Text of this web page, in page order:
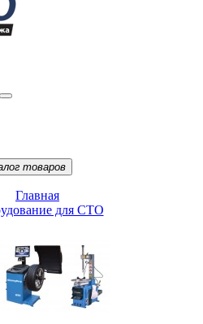
товаров
Главная
для CTO